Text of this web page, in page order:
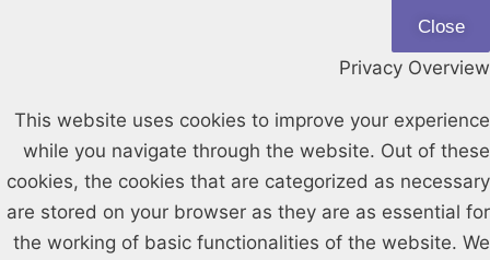
Close
Privacy Overview
This website uses cookies to improve your experience
while you navigate through the website. Out of these
cookies, the cookies that are categorized as necessary
are stored on your browser as they are as essential for
the working of basic functionalities of the website. We